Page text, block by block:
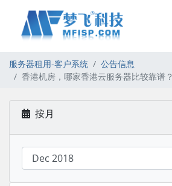
服务器租用-客户系统
公告信息
香港机房，哪家香港云服务器比较靠谱？
按月